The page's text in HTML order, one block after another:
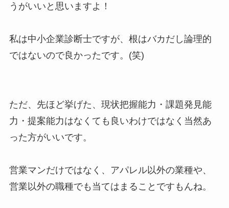
うがいいと思いますよ！
私は中小企業診断士ですが、根はバカだし論理的
ではないので良かったです。(笑)
ただ、先ほど挙げた、現状把握能力・課題発見能
力・提案能力はなくても良いわけではなく当然あ
った方がいいです。
営業マンだけではなく、アパレル以外の業種や、
営業以外の職種でも当てはまることですもんね。